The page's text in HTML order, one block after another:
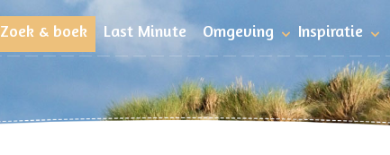
Zoek & boek Last Minute Omgeving Inspiratie